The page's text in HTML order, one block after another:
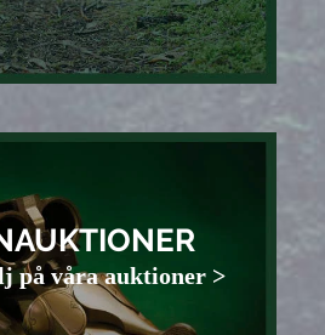
på våra auktioner >